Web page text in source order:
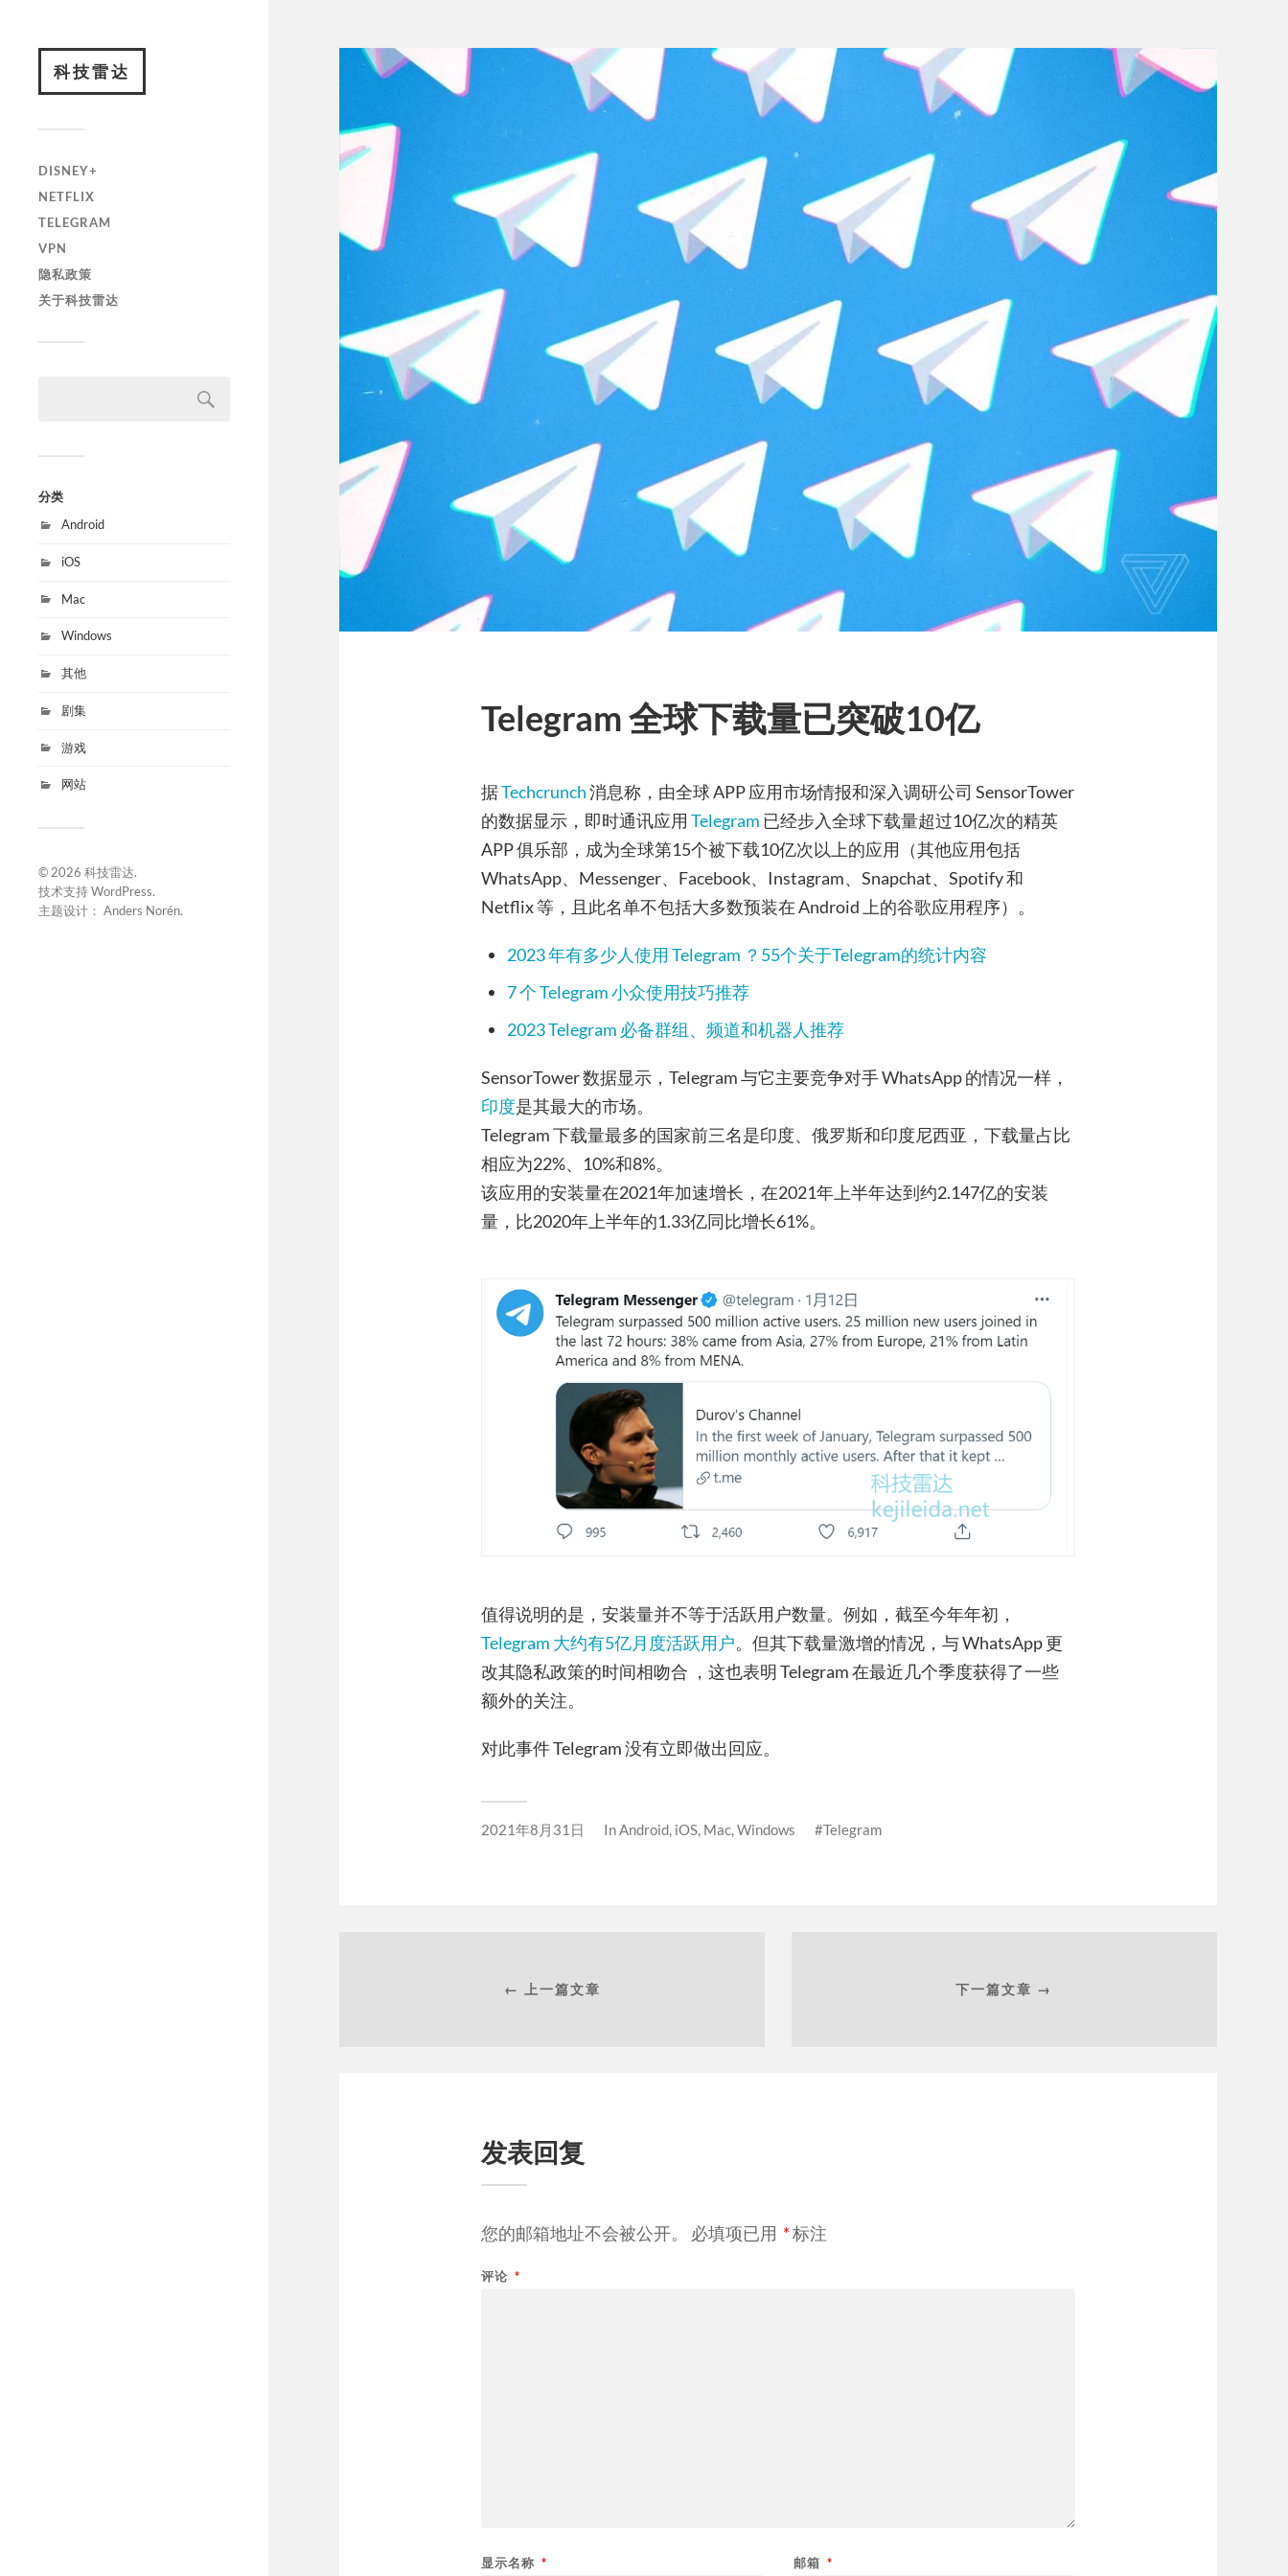
科技雷达
DISNEY+
NETFLIX
TELEGRAM
VPN
隐私政策
关于科技雷达
分类
Android
iOS
Mac
Windows
其他
剧集
游戏
网站
© 2026 科技雷达.
技术支持WordPress.
主题设计： Anders Norén.
Telegram 全球下载量已突破10亿
据Techcrunch消息称，由全球 APP 应用市场情报和深入调研公司 SensorTower
的数据显示，即时通讯应用 Telegram 已经步入全球下载量超过10亿次的精英
APP 俱乐部，成为全球第15个被下载10亿次以上的应用（其他应用包括
WhatsApp、Messenger、Facebook、Instagram、Snapchat、Spotify 和
Netflix 等，且此名单不包括大多数预装在 Android 上的谷歌应用程序）。
2023 年有多少人使用 Telegram ？55个关于Telegram的统计内容
7 个 Telegram 小众使用技巧推荐
2023 Telegram 必备群组、频道和机器人推荐
SensorTower 数据显示，Telegram 与它主要竞争对手 WhatsApp 的情况一样，
印度是其最大的市场。
Telegram 下载量最多的国家前三名是印度、俄罗斯和印度尼西亚，下载量占比
相应为22%、10%和8%。
该应用的安装量在2021年加速增长，在2021年上半年达到约2.147亿的安装
量，比2020年上半年的1.33亿同比增长61%。
值得说明的是，安装量并不等于活跃用户数量。例如，截至今年年初，
Telegram 大约有5亿月度活跃用户。但其下载量激增的情况，与 WhatsApp 更
改其隐私政策的时间相吻合 ，这也表明 Telegram 在最近几个季度获得了一些
额外的关注。
对此事件 Telegram 没有立即做出回应。
2021年8月31日 In Android iOS Mac Windows Telegram
← 上一篇文章 下一篇文章 →
发表回复
您的邮箱地址不会被公开。 必填项已用 *标注
评论 *
显示名称 * 邮箱 *